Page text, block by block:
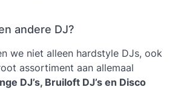
andere DJ?
we niet alleen hardstyle DJs, ook
assortiment aan allemaal
DJ’s, Bruiloft DJ’s en Disco